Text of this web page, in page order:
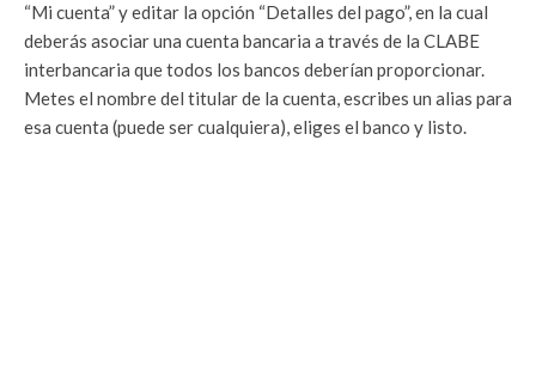
“Mi cuenta” y editar la opción “Detalles del pago”, en la cual
deberás asociar una cuenta bancaria a través de la CLABE
interbancaria que todos los bancos deberían proporcionar.
Metes el nombre del titular de la cuenta, escribes un alias para
esa cuenta (puede ser cualquiera), eliges el banco y listo.